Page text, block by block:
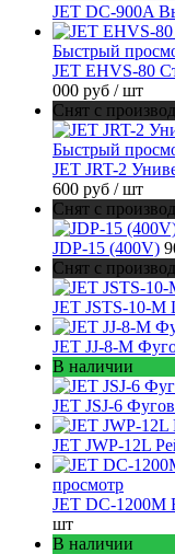
JET DC-900A
Быстрый
JET EHVS-80
000 руб / шт
Снят с
Быстрый
JET JRT-2
600 руб / шт
Снят с
JDP-15 (400V)
Снят с
JET JSTS-10-M
JET JJ-8-M
В наличии
JET JSJ-6
JET JWP-12L
просмотр
JET DC-1200M
шт
В наличии